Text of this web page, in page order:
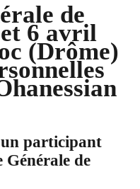
de
6 avril
(Drôme)
participant
Générale de